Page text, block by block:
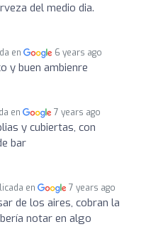
del medio dia.
en 6 years ago
y buen ambienre
en 7 years ago
y cubiertas, con
bar
en 7 years ago
de los aires, cobran la
notar en algo